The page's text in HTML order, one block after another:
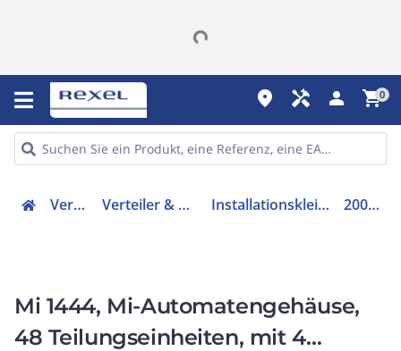
place handyman person shopping_cart0
Verteiler Verteiler & Schränke Installationskleinverteiler 2000609
Mi 1444, Mi-Automatengehäuse,
48 Teilungseinheiten, mit 4